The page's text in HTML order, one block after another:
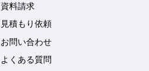
資料請求
見積もり依頼
お問い合わせ
よくある質問